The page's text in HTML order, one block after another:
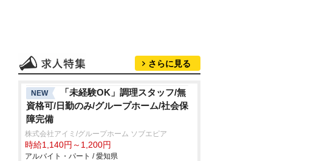
さらに見る
NEW
「未経験OK」調理スタッフ/無
資格可/日勤のみ/グループホーム/社会保
障完備
株式会社アイミ/グループホーム ソブエピア
時給1,140円～1,200円
アルバイト・パート / 愛知県